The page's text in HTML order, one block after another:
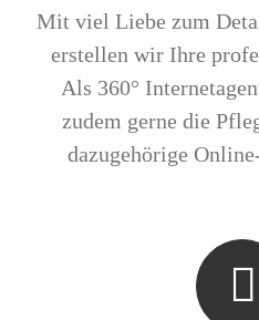
Mit viel Liebe zum
erstellen wir Ihre
Als 360°
zudem gerne die
dazugehörige